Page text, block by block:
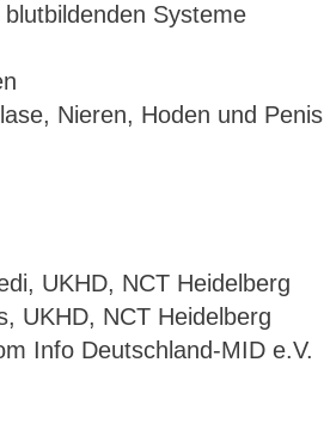
Systeme
Nieren, Hoden und Penis
UKHD, NCT Heidelberg
UKHD, NCT Heidelberg
Info Deutschland-MID e.V.